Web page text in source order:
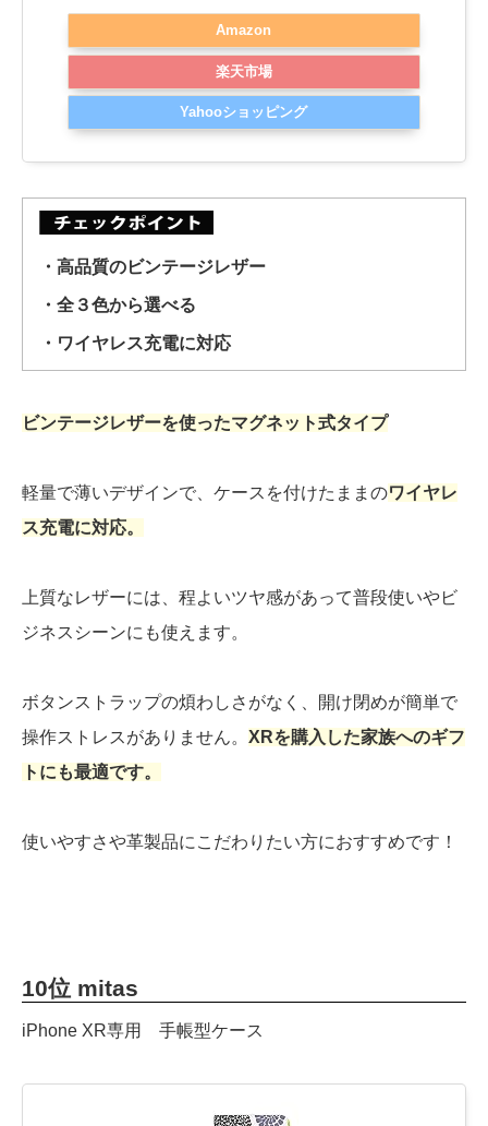
Amazon
楽天市場
Yahooショッピング
・高品質のビンテージレザー
・全３色から選べる
・ワイヤレス充電に対応
ビンテージレザーを使ったマグネット式タイプ
軽量で薄いデザインで、ケースを付けたままのワイヤレ
ス充電に対応。
上質なレザーには、程よいツヤ感があって普段使いやビ
ジネスシーンにも使えます。
ボタンストラップの煩わしさがなく、開け閉めが簡単で
操作ストレスがありません。 XRを購入した家族へのギフ
トにも最適です。
使いやすさや革製品にこだわりたい方におすすめです！
10位 mitas
iPhone XR専用 手帳型ケース